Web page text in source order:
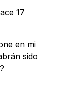
17
en mi
sido